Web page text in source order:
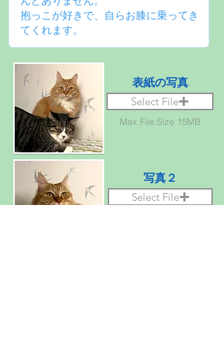
表紙の写真
Select File
Max File Size 15MB
写真２
Select File